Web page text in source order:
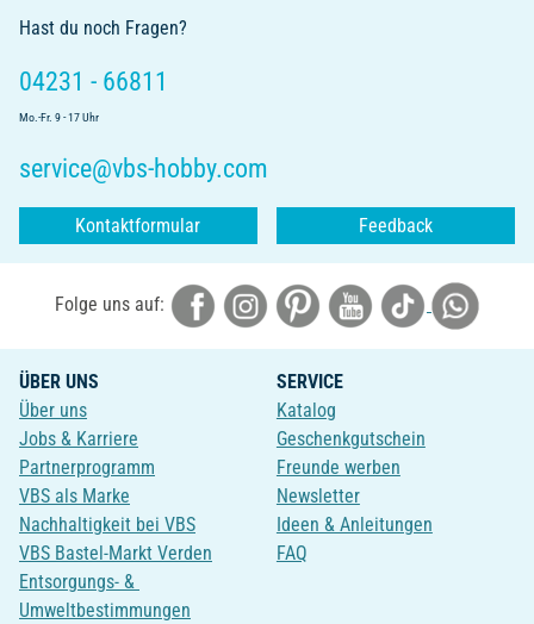
Hast du noch Fragen?
04231 - 66811
Mo.-Fr. 9 - 17 Uhr
service@vbs-hobby.com
Kontaktformular Feedback
Folge uns auf:
ÜBER UNS
Über uns
Jobs & Karriere
Partnerprogramm
VBS als Marke
Nachhaltigkeit bei VBS
VBS Bastel-Markt Verden
Entsorgungs- &
Umweltbestimmungen
SERVICE
Katalog
Geschenkgutschein
Freunde werben
Newsletter
Ideen & Anleitungen
FAQ